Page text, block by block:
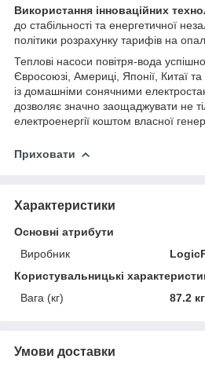
Використання інноваційних
до стабільності та енергетичної
політики розрахунку тарифів на
Теплові насоси повітря-вода
Євросоюзі, Америці, Японії, Китаї
із домашніми сонячними
дозволяє значно заощаджувати не
електроенергії коштом власної
Приховати
Характеристики
Основні атрибути
Виробник
Користувальницькі
Вага (кг)
87.2 кг
Умови доставки